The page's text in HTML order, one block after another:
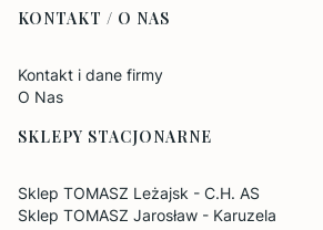
Linki w stopce
KONTAKT / O NAS
Kontakt i dane firmy
O Nas
SKLEPY STACJONARNE
Sklep TOMASZ Leżajsk - C.H. AS
Sklep TOMASZ Jarosław - Karuzela